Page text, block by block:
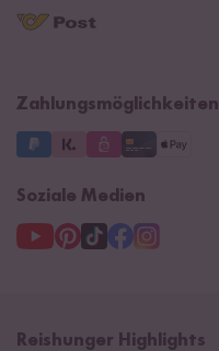
Reishunger Gutscheine
Zahlungsmöglichkeiten
Soziale Medien
Reishunger Highlights